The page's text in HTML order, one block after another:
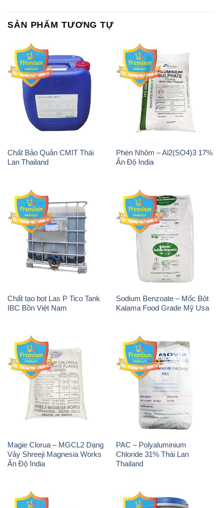
SẢN PHẨM TƯƠNG TỰ
Chất Bảo Quản CMIT Thái
Lan Thailand
Phèn Nhôm – Al2(SO4)3 17%
Ấn Độ India
Chất tạo bọt Las P Tico Tank
IBC Bồn Việt Nam
Sodium Benzoate – Mốc Bột
Kalama Food Grade Mỹ Usa
Magie Clorua – MGCL2 Dạng
Vảy Shreeji Magnesia Works
Ấn Độ India
PAC – Polyaluminium
Chloride 31% Thái Lan
Thailand